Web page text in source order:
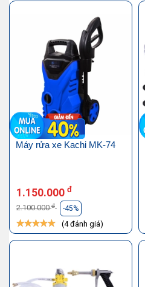
Máy rửa xe Kachi MK-74
1.150.000 đ
2.100.000đ -45%
(4 đánh giá)